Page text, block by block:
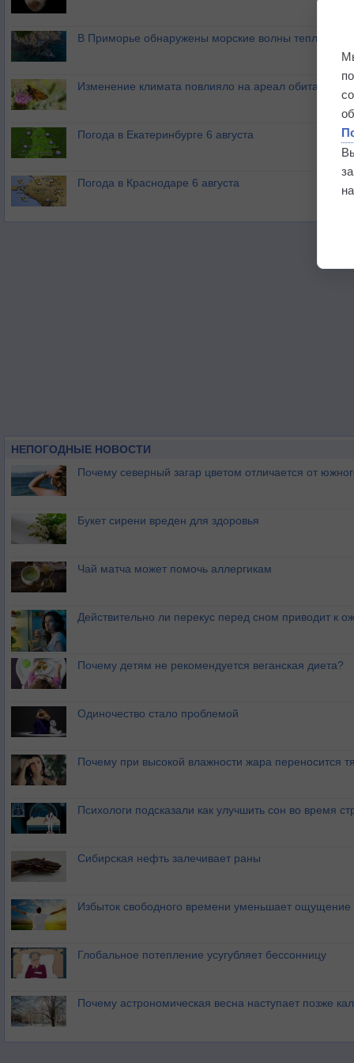
В Приморье обнаружены морские волны тепла
Изменение климата повлияло на ареал обитания
Погода в Екатеринбурге 6 августа
Погода в Краснодаре 6 августа
НЕПОГОДНЫЕ НОВОСТИ
Почему северный загар цветом отличается от
Букет сирени вреден для здоровья
Чай матча может помочь аллергикам
Действительно ли перекус перед сном приводит к
Почему детям не рекомендуется веганская диета?
Одиночество стало проблемой
Почему при высокой влажности жара переносится
Психологи подсказали как улучшить сон во время
Сибирская нефть залечивает раны
Избыток свободного времени уменьшает ощущение
Глобальное потепление усугубляет бессонницу
Почему астрономическая весна наступает позже